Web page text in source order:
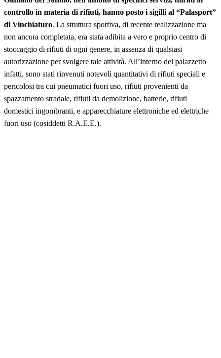
controllo in materia di rifiuti, hanno posto i sigilli al “Palasport”
di Vinchiaturo. La struttura sportiva, di recente realizzazione ma
non ancora completata, era stata adibita a vero e proprio centro di
stoccaggio di rifiuti di ogni genere, in assenza di qualsiasi
autorizzazione per svolgere tale attività. All’interno del palazzetto
infatti, sono stati rinvenuti notevoli quantitativi di rifiuti speciali e
pericolosi tra cui pneumatici fuori uso, rifiuti provenienti da
spazzamento stradale, rifiuti da demolizione, batterie, rifiuti
domestici ingombranti, e apparecchiature elettroniche ed elettriche
fuori uso (cosiddetti R.A.E.E.).